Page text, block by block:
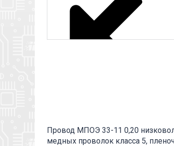
Провод МПОЭ 33-11 0,20
медных проволок класса 5,